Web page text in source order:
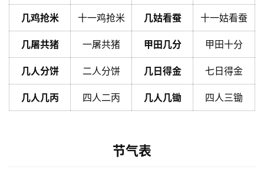
几鸡抢米 十一鸡抢米 几姑看蚕 十一姑看蚕
几屠共猪 一屠共猪 甲田几分 甲田十分
几人分饼 二人分饼 几日得金 七日得金
几人几丙 四人二丙 几人几锄 四人三锄
节气表